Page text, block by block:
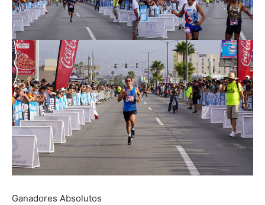
Ganadores Absolutos